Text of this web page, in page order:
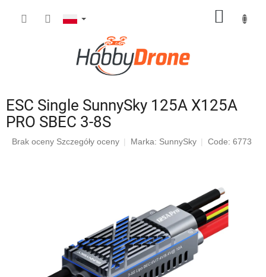
ESC Single SunnySky 125A X125A
PRO SBEC 3-8S
Średnia
Brak oceny Szczegóły oceny Marka: SunnySky Code: 6773